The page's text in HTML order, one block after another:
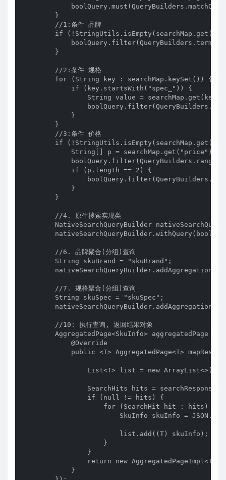
        }
        //1:条件 品牌
if
        }
        //2:条件 规格
        for (String key : searchMap.keySet()) {
            if (key.startsWith("spec_")) {
String value =
            }
        }
        //3:条件 价格
if
String[] p =
            if (p.length == 2) {
            }
        }
        //4. 原生搜索实现类
NativeSearchQueryBuilder
        //6. 品牌聚合(分组)查询
        String skuBrand = "skuBrand";
        //7. 规格聚合(分组)查询
        String skuSpec = "skuSpec";
        //10: 执行查询, 返回结果对象
AggregatedPage<SkuInfo> aggregatedPage =
            @Override
public <T> AggregatedPage<T>
                List<T> list = new ArrayList<>();
SearchHits hits =
                if (null != hits) {
                    for (SearchHit hit : hits) {
SkuInfo skuInfo =
                        list.add((T) skuInfo);
                    }
                }
return new
            }